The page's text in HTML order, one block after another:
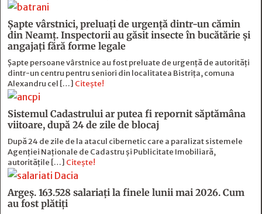
Șapte vârstnici, preluați de urgență dintr-un cămin
din Neamț. Inspectorii au găsit insecte în bucătărie și
angajați fără forme legale
Șapte persoane vârstnice au fost preluate de urgență de autorități
dintr-un centru pentru seniori din localitatea Bistrița, comuna
Alexandru cel […] Citește!
Sistemul Cadastrului ar putea fi repornit săptămâna
viitoare, după 24 de zile de blocaj
După 24 de zile de la atacul cibernetic care a paralizat sistemele
Agenției Naționale de Cadastru și Publicitate Imobiliară,
autoritățile […] Citește!
Argeș. 163.528 salariați la finele lunii mai 2026. Cum
au fost plătiți